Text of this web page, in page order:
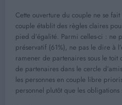
Cette ouverture du couple ne se
couple établit des règles claires
pied d’égalité. Parmi celles-ci : ne
préservatif (61%), ne pas le dire à
ramener de partenaires sous le toit
de partenaires dans le cercle
les personnes en couple libre
personnel plutôt que les obligations